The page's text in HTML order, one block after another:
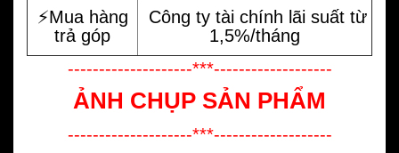
⚡️Mua hàng
trả góp
Công ty tài chính lãi suất từ
1,5%/tháng
--------------------***-------------------
ẢNH CHỤP SẢN PHẨM
--------------------***-------------------